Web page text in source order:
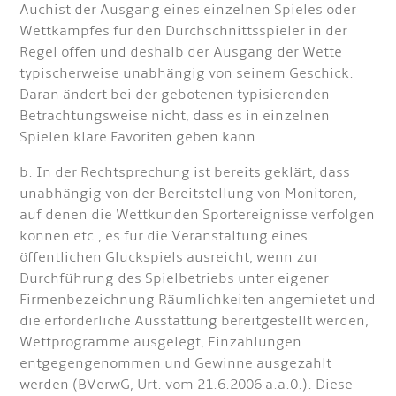
Auchist der Ausgang eines einzelnen Spieles oder
Wettkampfes für den Durchschnittsspieler in der
Regel offen und deshalb der Ausgang der Wette
typischerweise unabhängig von seinem Geschick.
Daran ändert bei der gebotenen typisierenden
Betrachtungsweise nicht, dass es in einzelnen
Spielen klare Favoriten geben kann.
b. In der Rechtsprechung ist bereits geklärt, dass
unabhängig von der Bereitstellung von Monitoren,
auf denen die Wettkunden Sportereignisse verfolgen
können etc., es für die Veranstaltung eines
öffentlichen Gluckspiels ausreicht, wenn zur
Durchführung des Spielbetriebs unter eigener
Firmenbezeichnung Räumlichkeiten angemietet und
die erforderliche Ausstattung bereitgestellt werden,
Wettprogramme ausgelegt, Einzahlungen
entgegengenommen und Gewinne ausgezahlt
werden (BVerwG, Urt. vom 21.6.2006 a.a.0.). Diese